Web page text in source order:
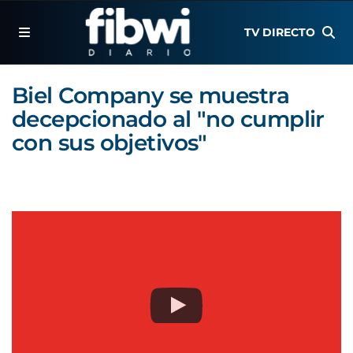
TV DIRECTO
Biel Company se muestra
decepcionado al "no cumplir
con sus objetivos"